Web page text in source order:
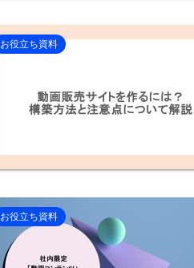
お役立ち資料
お役立ち資料